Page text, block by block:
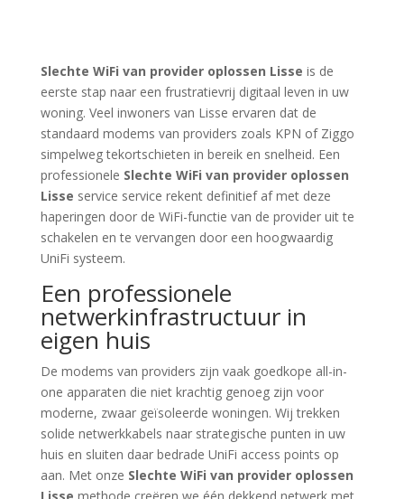
Slechte WiFi van provider oplossen Lisse is de
eerste stap naar een frustratievrij digitaal leven in uw
woning. Veel inwoners van Lisse ervaren dat de
standaard modems van providers zoals KPN of Ziggo
simpelweg tekortschieten in bereik en snelheid. Een
professionele Slechte WiFi van provider oplossen
Lisse service service rekent definitief af met deze
haperingen door de WiFi-functie van de provider uit te
schakelen en te vervangen door een hoogwaardig
UniFi systeem.
Een professionele
netwerkinfrastructuur in
eigen huis
De modems van providers zijn vaak goedkope all-in-
one apparaten die niet krachtig genoeg zijn voor
moderne, zwaar geïsoleerde woningen. Wij trekken
solide netwerkkabels naar strategische punten in uw
huis en sluiten daar bedrade UniFi access points op
aan. Met onze Slechte WiFi van provider oplossen